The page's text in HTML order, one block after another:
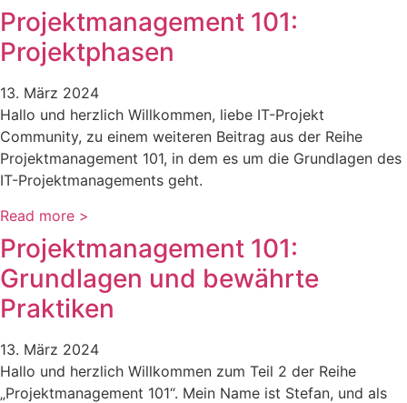
Projektmanagement 101:
Projektphasen
13. März 2024
Hallo und herzlich Willkommen, liebe IT-Projekt
Community, zu einem weiteren Beitrag aus der Reihe
Projektmanagement 101, in dem es um die Grundlagen des
IT-Projektmanagements geht.
Read more >
Projektmanagement 101:
Grundlagen und bewährte
Praktiken
13. März 2024
Hallo und herzlich Willkommen zum Teil 2 der Reihe
„Projektmanagement 101“. Mein Name ist Stefan, und als